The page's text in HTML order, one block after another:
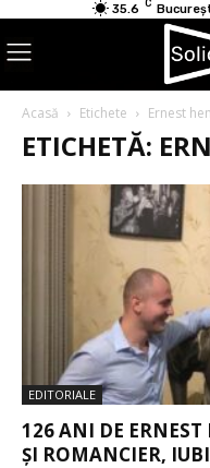
35.6 C
Acasă Etichete Ernest
ETICHETĂ:
EDITORIALE
126 ANI DE
ȘI ROMANCIER,